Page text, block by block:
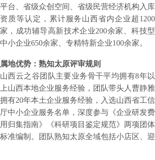
平台、省级众创空间、省级民营经济机构入库
资质等认定，累计服务山西省内企业超1200
家，成功辅导高新技术企业200余家、科技型
中小企业650余家、专精特新企业100余家。
属地优势：熟知太原评审规则
山西云之谷团队主要业务骨干平均拥有8年以
上山西本地企业服务经验，团队带头人曹静雅
拥有20年本土企业服务经验，入选山西省工信
厅中小企业服务名单，深度参与《企业研发费
用归集指南》《科研项目鉴定规范》两项团体
标准编制。团队熟知太原全域包括小店区、迎